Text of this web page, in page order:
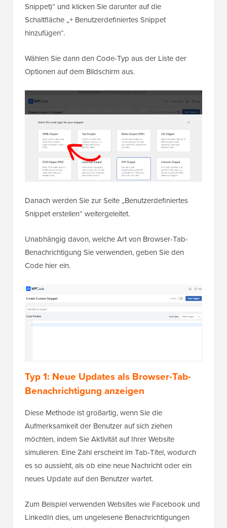
Snippet)“ und klicken Sie darunter auf die
Schaltfläche „+ Benutzerdefiniertes Snippet
hinzufügen“.
Wählen Sie dann den Code-Typ aus der Liste der
Optionen auf dem Bildschirm aus.
Danach werden Sie zur Seite „Benutzerdefiniertes
Snippet erstellen“ weitergeleitet.
Unabhängig davon, welche Art von Browser-Tab-
Benachrichtigung Sie verwenden, geben Sie den
Code hier ein.
Typ 1: Neue Updates als Browser-Tab-
Benachrichtigung anzeigen
Diese Methode ist großartig, wenn Sie die
Aufmerksamkeit der Benutzer auf sich ziehen
möchten, indem Sie Aktivität auf Ihrer Website
simulieren. Eine Zahl erscheint im Tab-Titel, wodurch
es so aussieht, als ob eine neue Nachricht oder ein
neues Update auf den Benutzer wartet.
Zum Beispiel verwenden Websites wie Facebook und
LinkedIn dies, um ungelesene Benachrichtigungen